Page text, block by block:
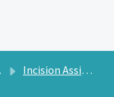
Incision Assist Manager